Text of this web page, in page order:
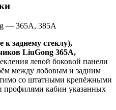
— 365А, 385А
к заднему стеклу),
LiuGong 365A,
левой боковой панели
между лобовым и задним
со штатными крепёжными
профилями кабин указанных